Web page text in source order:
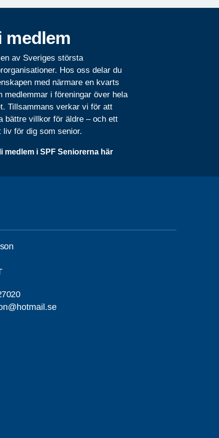
medlem
av Sveriges största
Hos oss delar du
med närmare en kvarts
medlemmar i föreningar över hela
Tillsammans verkar vi för att
bättre villkor för äldre – och ett
liv för dig som senior.
medlem i SPF Seniorerna här